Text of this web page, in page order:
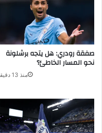
صفقة رودري: هل يتجه برشلونة
نحو المسار الخاطئ؟
منذ 13 دقيقة